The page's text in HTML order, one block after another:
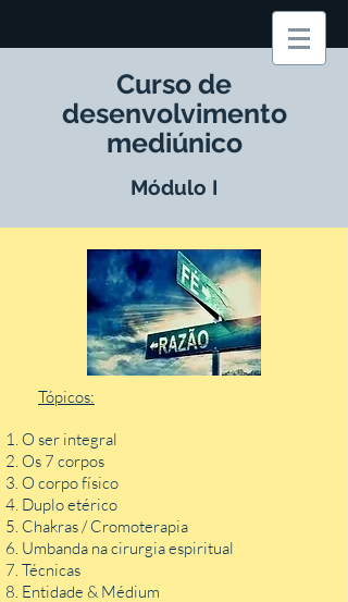
Curso de
desenvolvimento
mediúnico
Módulo I
Tópicos:
O ser integral
Os 7 corpos
O corpo físico
Duplo etérico
Chakras / Cromoterapia
Umbanda na cirurgia espiritual
Técnicas
Entidade & Médium